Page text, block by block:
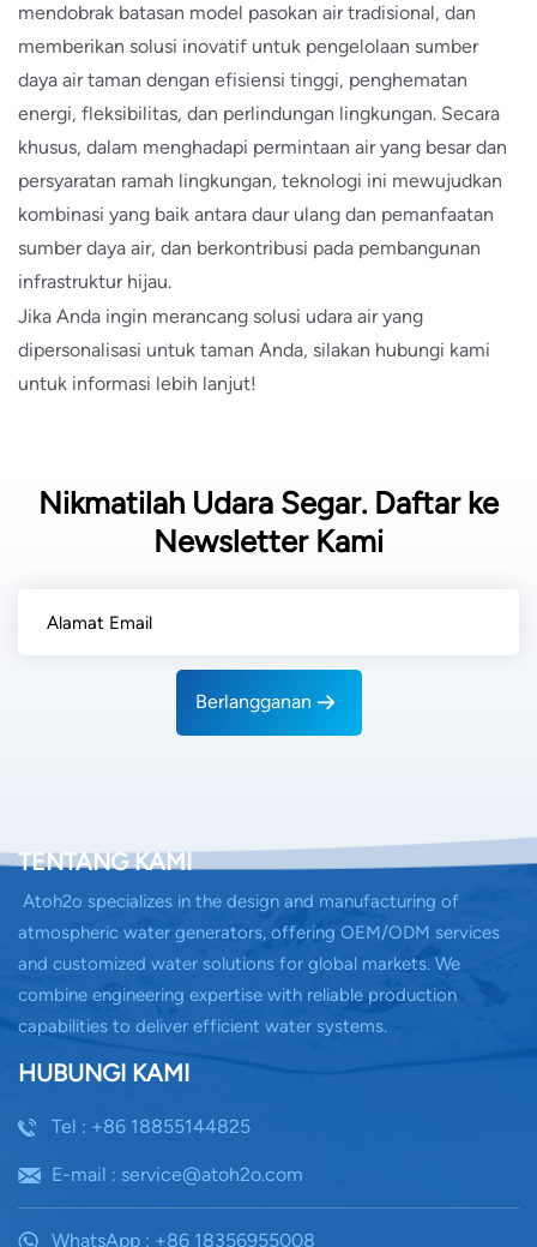
mendobrak batasan model pasokan air tradisional, dan
memberikan solusi inovatif untuk pengelolaan sumber
daya air taman dengan efisiensi tinggi, penghematan
energi, fleksibilitas, dan perlindungan lingkungan. Secara
khusus, dalam menghadapi permintaan air yang besar dan
persyaratan ramah lingkungan, teknologi ini mewujudkan
kombinasi yang baik antara daur ulang dan pemanfaatan
sumber daya air, dan berkontribusi pada pembangunan
infrastruktur hijau.
Jika Anda ingin merancang solusi udara air yang
dipersonalisasi untuk taman Anda, silakan hubungi kami
untuk informasi lebih lanjut!
Nikmatilah Udara Segar. Daftar ke
Newsletter Kami
Berlangganan
TENTANG KAMI
Atoh2o specializes in the design and manufacturing of
atmospheric water generators, offering OEM/ODM services
and customized water solutions for global markets. We
combine engineering expertise with reliable production
capabilities to deliver efficient water systems.
HUBUNGI KAMI
Tel : +86 18855144825
E-mail : service@atoh2o.com
WhatsApp : +86 18356955008